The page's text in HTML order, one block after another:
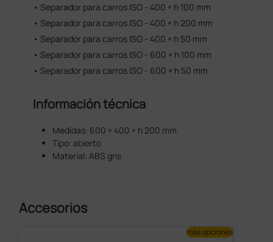
• Separador para carros ISO - 400 × h 100 mm
• Separador para carros ISO - 400 × h 200 mm
• Separador para carros ISO - 400 × h 50 mm
• Separador para carros ISO - 600 × h 100 mm
• Separador para carros ISO - 600 × h 50 mm
Información técnica
Medidas: 600 × 400 × h 200 mm
Tipo: abierto
Material: ABS gris
Accesorios
más opciones